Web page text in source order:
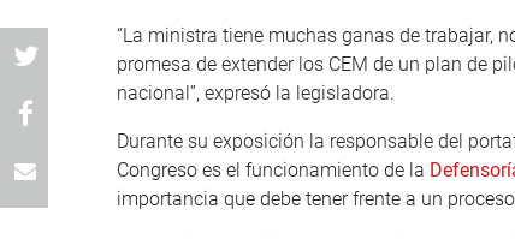
“La ministra tiene muchas ganas de trabajar,
promesa de extender los CEM de un plan de
nacional”, expresó la legisladora.
Durante su exposición la responsable del
Congreso es el funcionamiento de la
importancia que debe tener frente a un